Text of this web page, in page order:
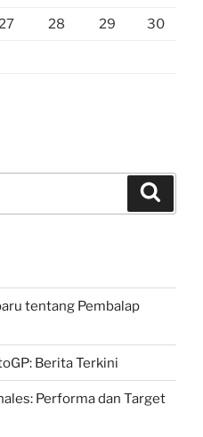
28 29 30
tentang Pembalap
Berita Terkini
Performa dan Target